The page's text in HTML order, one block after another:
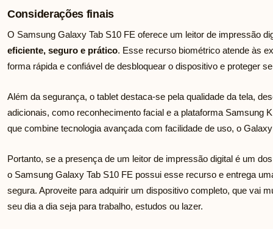
Considerações finais
O Samsung Galaxy Tab S10 FE oferece um leitor de impressão
eficiente, seguro e prático. Esse recurso biométrico atende às
forma rápida e confiável de desbloquear o dispositivo e proteger
Além da segurança, o tablet destaca-se pela qualidade da tela,
adicionais, como reconhecimento facial e a plataforma Samsung
que combine tecnologia avançada com facilidade de uso, o
Portanto, se a presença de um leitor de impressão digital é um
o Samsung Galaxy Tab S10 FE possui esse recurso e entrega
segura. Aproveite para adquirir um dispositivo completo, que vai
seu dia a dia seja para trabalho, estudos ou lazer.